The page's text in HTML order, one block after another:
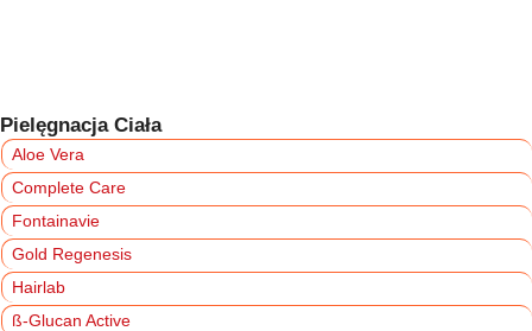
Pielęgnacja Ciała
Aloe Vera
Complete Care
Fontainavie
Gold Regenesis
Hairlab
ß-Glucan Active